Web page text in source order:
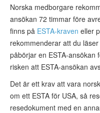
Norska medborgare
ansökan 72 timmar före
finns på ESTA-kraven eller
rekommenderar att du
påbörjar en ESTA-ansökan
risken att ESTA-ansökan
Det är ett krav att vara
om ett ESTA för USA, så
resedokument med en